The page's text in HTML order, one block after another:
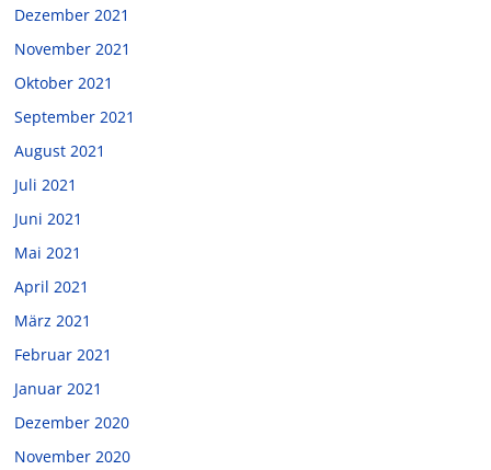
Dezember 2021
November 2021
Oktober 2021
September 2021
August 2021
Juli 2021
Juni 2021
Mai 2021
April 2021
März 2021
Februar 2021
Januar 2021
Dezember 2020
November 2020